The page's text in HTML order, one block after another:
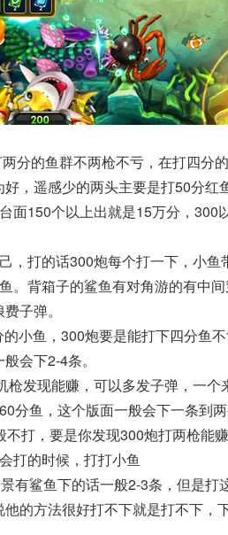
分的鱼群不两枪不亏，在打四分
，遥感少的两头主要是打50分红
面150个以上出就是15万分，
，打的话300炮每个打一下，小鱼
。背箱子的鲨鱼有对角游的有中
子弹。
小鱼，300炮要是能打下四分鱼
会下2-4条。
发现能赚，可以多发子弹，一个
分鱼，这个版面一般会下一条到
打，要是你发现300炮打两枪能赚
打的时候，打打小鱼
有鲨鱼下的话一般2-3条，但是
的方法很好打不下就是打不下，